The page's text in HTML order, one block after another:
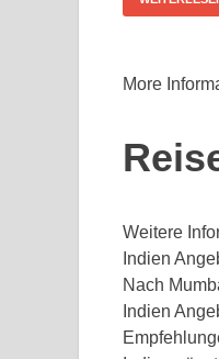
More
Weitere
Indien
Nach
Indien